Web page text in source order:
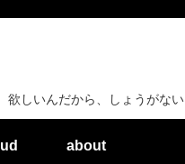
欲しいんだから、しょうがない
about